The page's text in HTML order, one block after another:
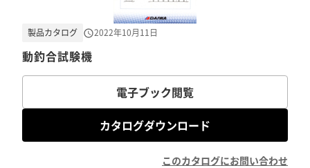
動釣合試験機
製品カタログ 2022年10月11日
電子ブック閲覧
カタログダウンロード
このカタログにお問い合わせ